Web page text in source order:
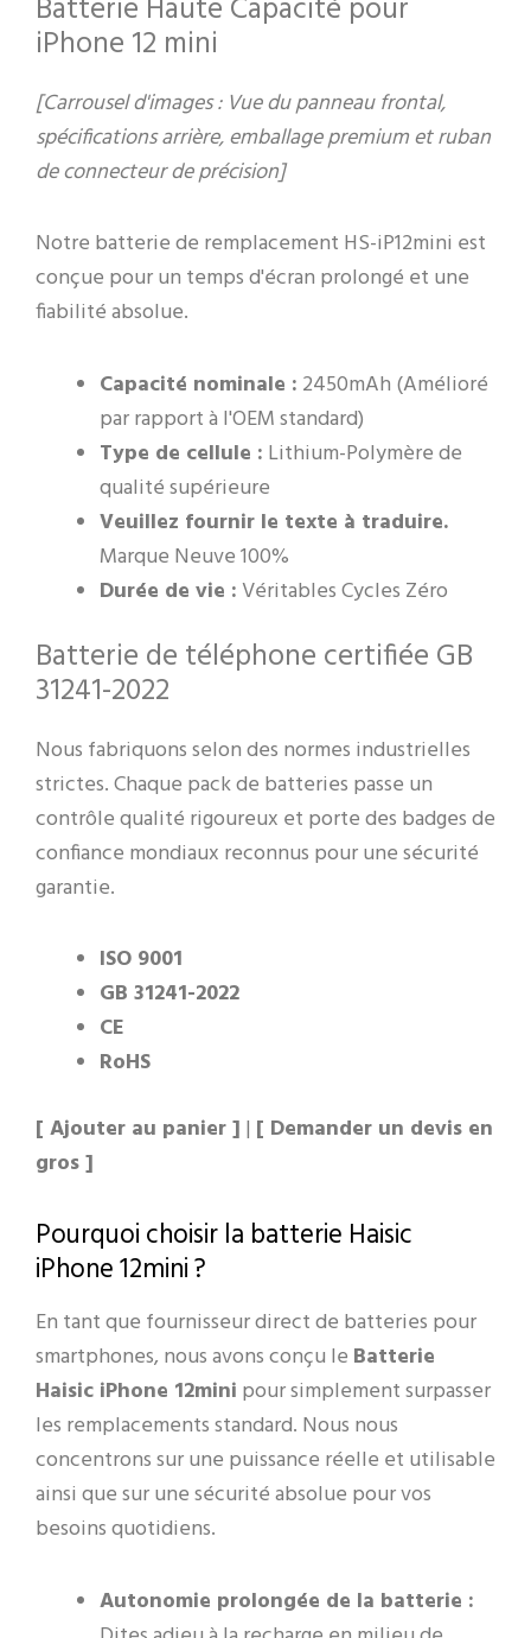
Batterie Haute Capacité pour
iPhone 12 mini
[Carrousel d'images : Vue du panneau frontal,
spécifications arrière, emballage premium et ruban
de connecteur de précision]
Notre batterie de remplacement HS-iP12mini est
conçue pour un temps d'écran prolongé et une
fiabilité absolue.
Capacité nominale : 2450mAh (Amélioré
par rapport à l'OEM standard)
Type de cellule : Lithium-Polymère de
qualité supérieure
Veuillez fournir le texte à traduire.
Marque Neuve 100%
Durée de vie :Véritables Cycles Zéro
Batterie de téléphone certifiée GB
31241-2022
Nous fabriquons selon des normes industrielles
strictes. Chaque pack de batteries passe un
contrôle qualité rigoureux et porte des badges de
confiance mondiaux reconnus pour une sécurité
garantie.
ISO 9001
GB 31241-2022
CE
RoHS
[ Ajouter au panier ] | [ Demander un devis en
gros ]
Pourquoi choisir la batterie Haisic
iPhone 12mini ?
En tant que fournisseur direct de batteries pour
smartphones, nous avons conçu le Batterie
Haisic iPhone 12mini pour simplement surpasser
les remplacements standard. Nous nous
concentrons sur une puissance réelle et utilisable
ainsi que sur une sécurité absolue pour vos
besoins quotidiens.
Autonomie prolongée de la batterie :